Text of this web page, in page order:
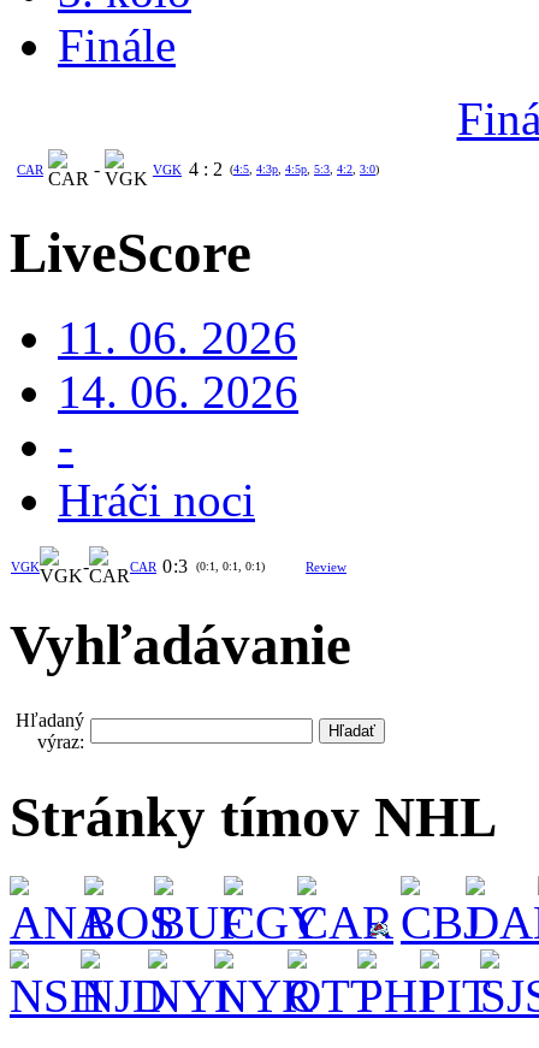
Finále
CAR - VGK 4 : 2 (4:5 4:3p 4:5p 5:3 4:2 3:0)
LiveScore
11. 06. 2026
14. 06. 2026
-
Hráči noci
VGK - CAR 0:3 (0:1, 0:1, 0:1) Review
Vyhľadávanie
Hľadaný
výraz:
Stránky tímov NHL